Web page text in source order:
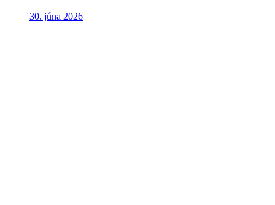
30. júna 2026